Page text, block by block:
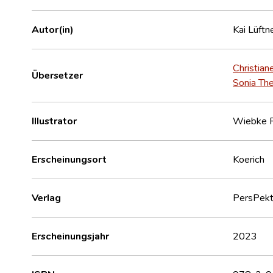
Autor(in) Kai
Übersetzer
Sonia
Illustrator Wiebke
Erscheinungsort Koerich
Verlag
Erscheinungsjahr 2023